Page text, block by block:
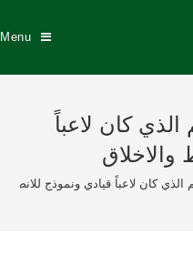
Menu
الذي كان لاعباً
والاخلاق
الذي كان لاعباً قيادي ونموذج